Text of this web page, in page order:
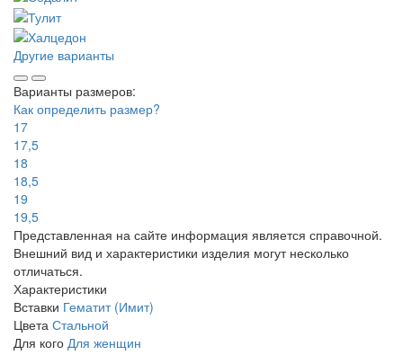
Другие варианты
Варианты размеров:
Как определить размер?
17
17,5
18
18,5
19
19,5
Представленная на сайте информация является справочной.
Внешний вид и характеристики изделия могут несколько
отличаться.
Характеристики
Вставки Гематит (Имит)
Цвета Стальной
Для кого Для женщин